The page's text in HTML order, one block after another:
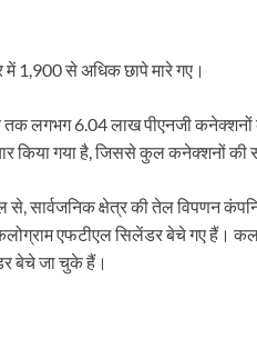
में 1,900 से अधिक छापे मारे गए।
तक लगभग 6.04 लाख पीएनजी
किया गया है, जिससे कुल कनेक्शनों की
से, सार्वजनिक क्षेत्र की तेल विपणन
एफटीएल सिलेंडर बेचे गए हैं।
बेचे जा चुके हैं।